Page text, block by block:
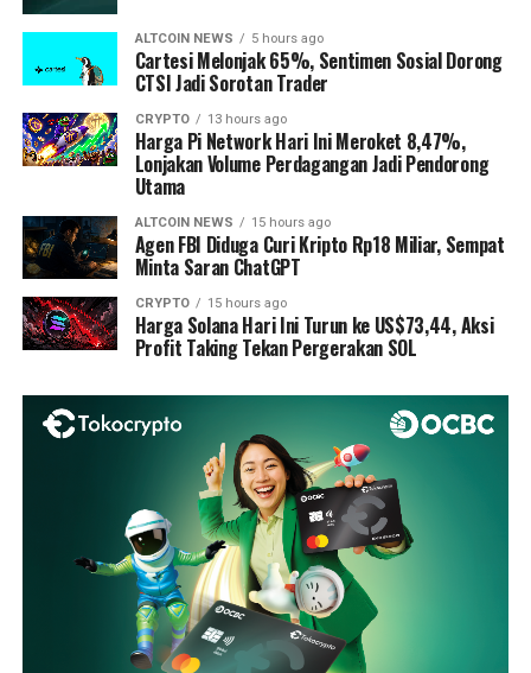
ALTCOIN NEWS 5 hours ago
Cartesi Melonjak 65%, Sentimen Sosial Dorong
CTSI Jadi Sorotan Trader
CRYPTO 13 hours ago
Harga Pi Network Hari Ini Meroket 8,47%,
Lonjakan Volume Perdagangan Jadi Pendorong
Utama
ALTCOIN NEWS 15 hours ago
Agen FBI Diduga Curi Kripto Rp18 Miliar, Sempat
Minta Saran ChatGPT
CRYPTO 15 hours ago
Harga Solana Hari Ini Turun ke US$73,44, Aksi
Profit Taking Tekan Pergerakan SOL